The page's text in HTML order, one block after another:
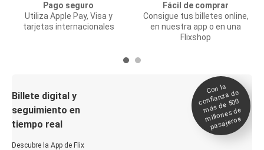
Pago seguro
Utiliza Apple Pay, Visa y
tarjetas internacionales
Fácil de comprar
Consigue tus billetes online,
en nuestra app o en una
Flixshop
Billete digital y
seguimiento en
tiempo real
Descubre la App de Flix
Con la
confianza de
más de 500
millones de
pasajeros